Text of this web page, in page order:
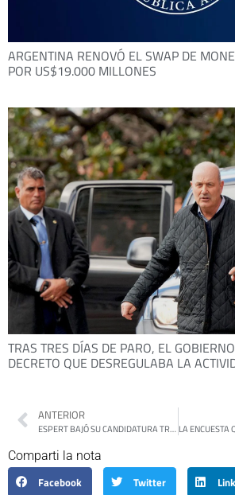
ARGENTINA RENOVÓ EL SWAP DE
POR US$19.000 MILLONES
TRAS TRES DÍAS DE PARO, EL
DECRETO QUE DESREGULABA LA
ANTERIOR
ESPERT BAJÓ SU CANDIDATURA TRAS LAS DENUNCIAS DE CORRUPCIÓN QUE LO VINCULAN CON FRED MACHADO
Comparti la nota
Facebook
Twitter